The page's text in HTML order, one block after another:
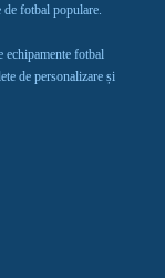
fotbal populare.
fotbal
de personalizare și